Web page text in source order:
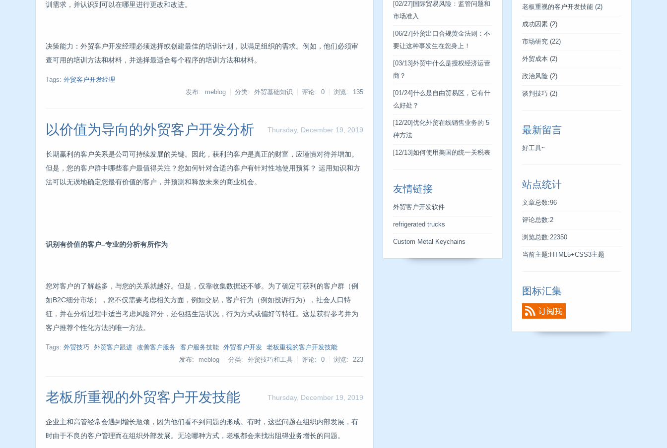
训需求，并认识到可以在哪里进行更改和改进。
决策能力：外贸客户开发经理必须选择或创建最佳的培训计划，以满足组织的需求。例如，他们必须审
查可用的培训方法和材料，并选择最适合每个程序的培训方法和材料。
Tags: 外贸客户开发经理
发布: meblog
分类: 外贸基础知识 评论: 0 浏览: 135
Thursday, December 19, 2019
以价值为导向的外贸客户开发分析
长期赢利的客户关系是公司可持续发展的关键。因此，获利的客户是真正的财富，应谨慎对待并增加。
但是，您的客户群中哪些客户最值得关注？您如何针对合适的客户有针对性地使用预算？ 运用知识和方
法可以无误地确定您最有价值的客户，并预测和释放未来的商业机会。
识别有价值的客户–专业的分析有所作为
您对客户的了解越多，与您的关系就越好。但是，仅靠收集数据还不够。为了确定可获利的客户群（例
如B2C细分市场），您不仅需要考虑相关方面，例如交易，客户行为（例如投诉行为），社会人口特
征，并在分析过程中适当考虑风险评分，还包括生活状况，行为方式或偏好等特征。这是获得参考并为
客户推荐个性化方法的唯一方法。
Tags: 外贸技巧 外贸客户跟进 改善客户服务 客户服务技能 外贸客户开发
老板重视的客户开发技能
发布: meblog
分类: 外贸技巧和工具 评论: 0 浏览: 223
Thursday, December 19, 2019
老板所重视的外贸客户开发技能
企业主和高管经常会遇到增长瓶颈，因为他们看不到问题的形成。有时，这些问题在组织内部发展，有
时由于不良的客户管理而在组织外部发展。无论哪种方式，老板都会来找出阻碍业务增长的问题。
[02/27] 国际贸易风险：监管问题和
市场准入
[06/27] 外贸出口合规黄金法则：不
要让这种事发生在您身上！
[03/13] 外贸中什么是授权经济运营
商？
[01/24] 什么是自由贸易区，它有什
么好处？
[12/20] 优化外贸在线销售业务的 5
种方法
[12/13] 如何使用美国的统一关税表
友情链接
外贸客户开发软件
refrigerated trucks
Custom Metal Keychains
老板重视的客户开发技能 (2)
成功因素 (2)
市场研究 (22)
外贸成本 (2)
政治风险 (2)
谈判技巧 (2)
最新留言
好工具~
站点统计
文章总数:96
评论总数:2
浏览总数:22350
当前主题:HTML5+CSS3主题
图标汇集